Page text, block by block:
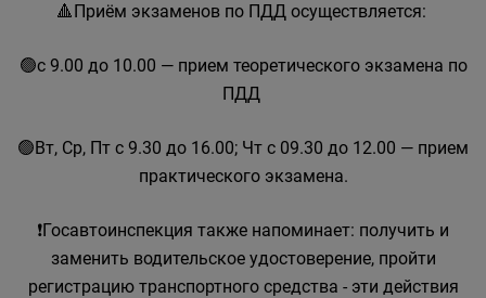
🔺Приём экзаменов по ПДД осуществляется:
🟢с 9.00 до 10.00 — прием теоретического экзамена по
ПДД
🟢Вт, Ср, Пт с 9.30 до 16.00; Чт с 09.30 до 12.00 — прием
практического экзамена.
❗Госавтоинспекция также напоминает: получить и
заменить водительское удостоверение, пройти
регистрацию транспортного средства - эти действия